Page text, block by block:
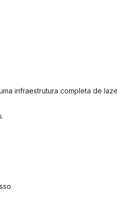
infraestrutura completa de